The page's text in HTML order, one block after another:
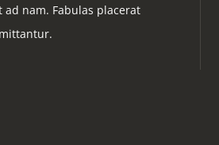
nam. Fabulas placerat